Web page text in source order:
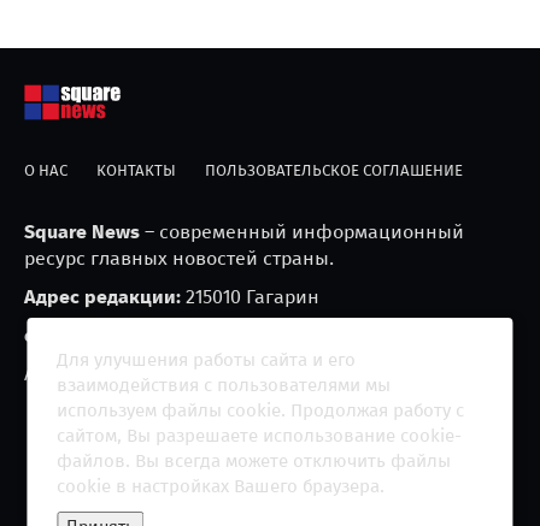
О НАС КОНТАКТЫ ПОЛЬЗОВАТЕЛЬСКОЕ СОГЛАШЕНИЕ
Square News – современный информационный
ресурс главных новостей страны.
Адрес редакции: 215010 Гагарин
e-mail:
Агрегатор новостей «Square news» (18+)
Copyright 2013 - ©
2026 All rights reserved | Сетевое
Для улучшения работы сайта и его
взаимодействия с пользователями мы
используем файлы cookie. Продолжая работу с
сайтом, Вы разрешаете использование cookie-
файлов. Вы всегда можете отключить файлы
cookie в настройках Вашего браузера.